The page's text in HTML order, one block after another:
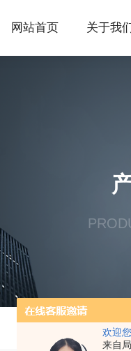
欢迎您
来自
网站首页 关于我
当